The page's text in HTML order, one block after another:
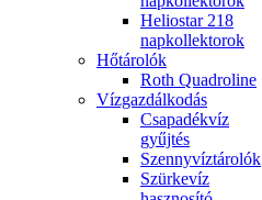
Heliostar 218
napkollektorok
Hőtárolók
Roth Quadroline
Vízgazdálkodás
Csapadékvíz
gyűjtés
Szennyvíztárolók
Szürkevíz